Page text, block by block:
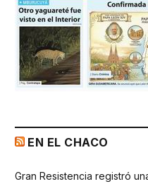
EN EL CHACO
Gran Resistencia registró